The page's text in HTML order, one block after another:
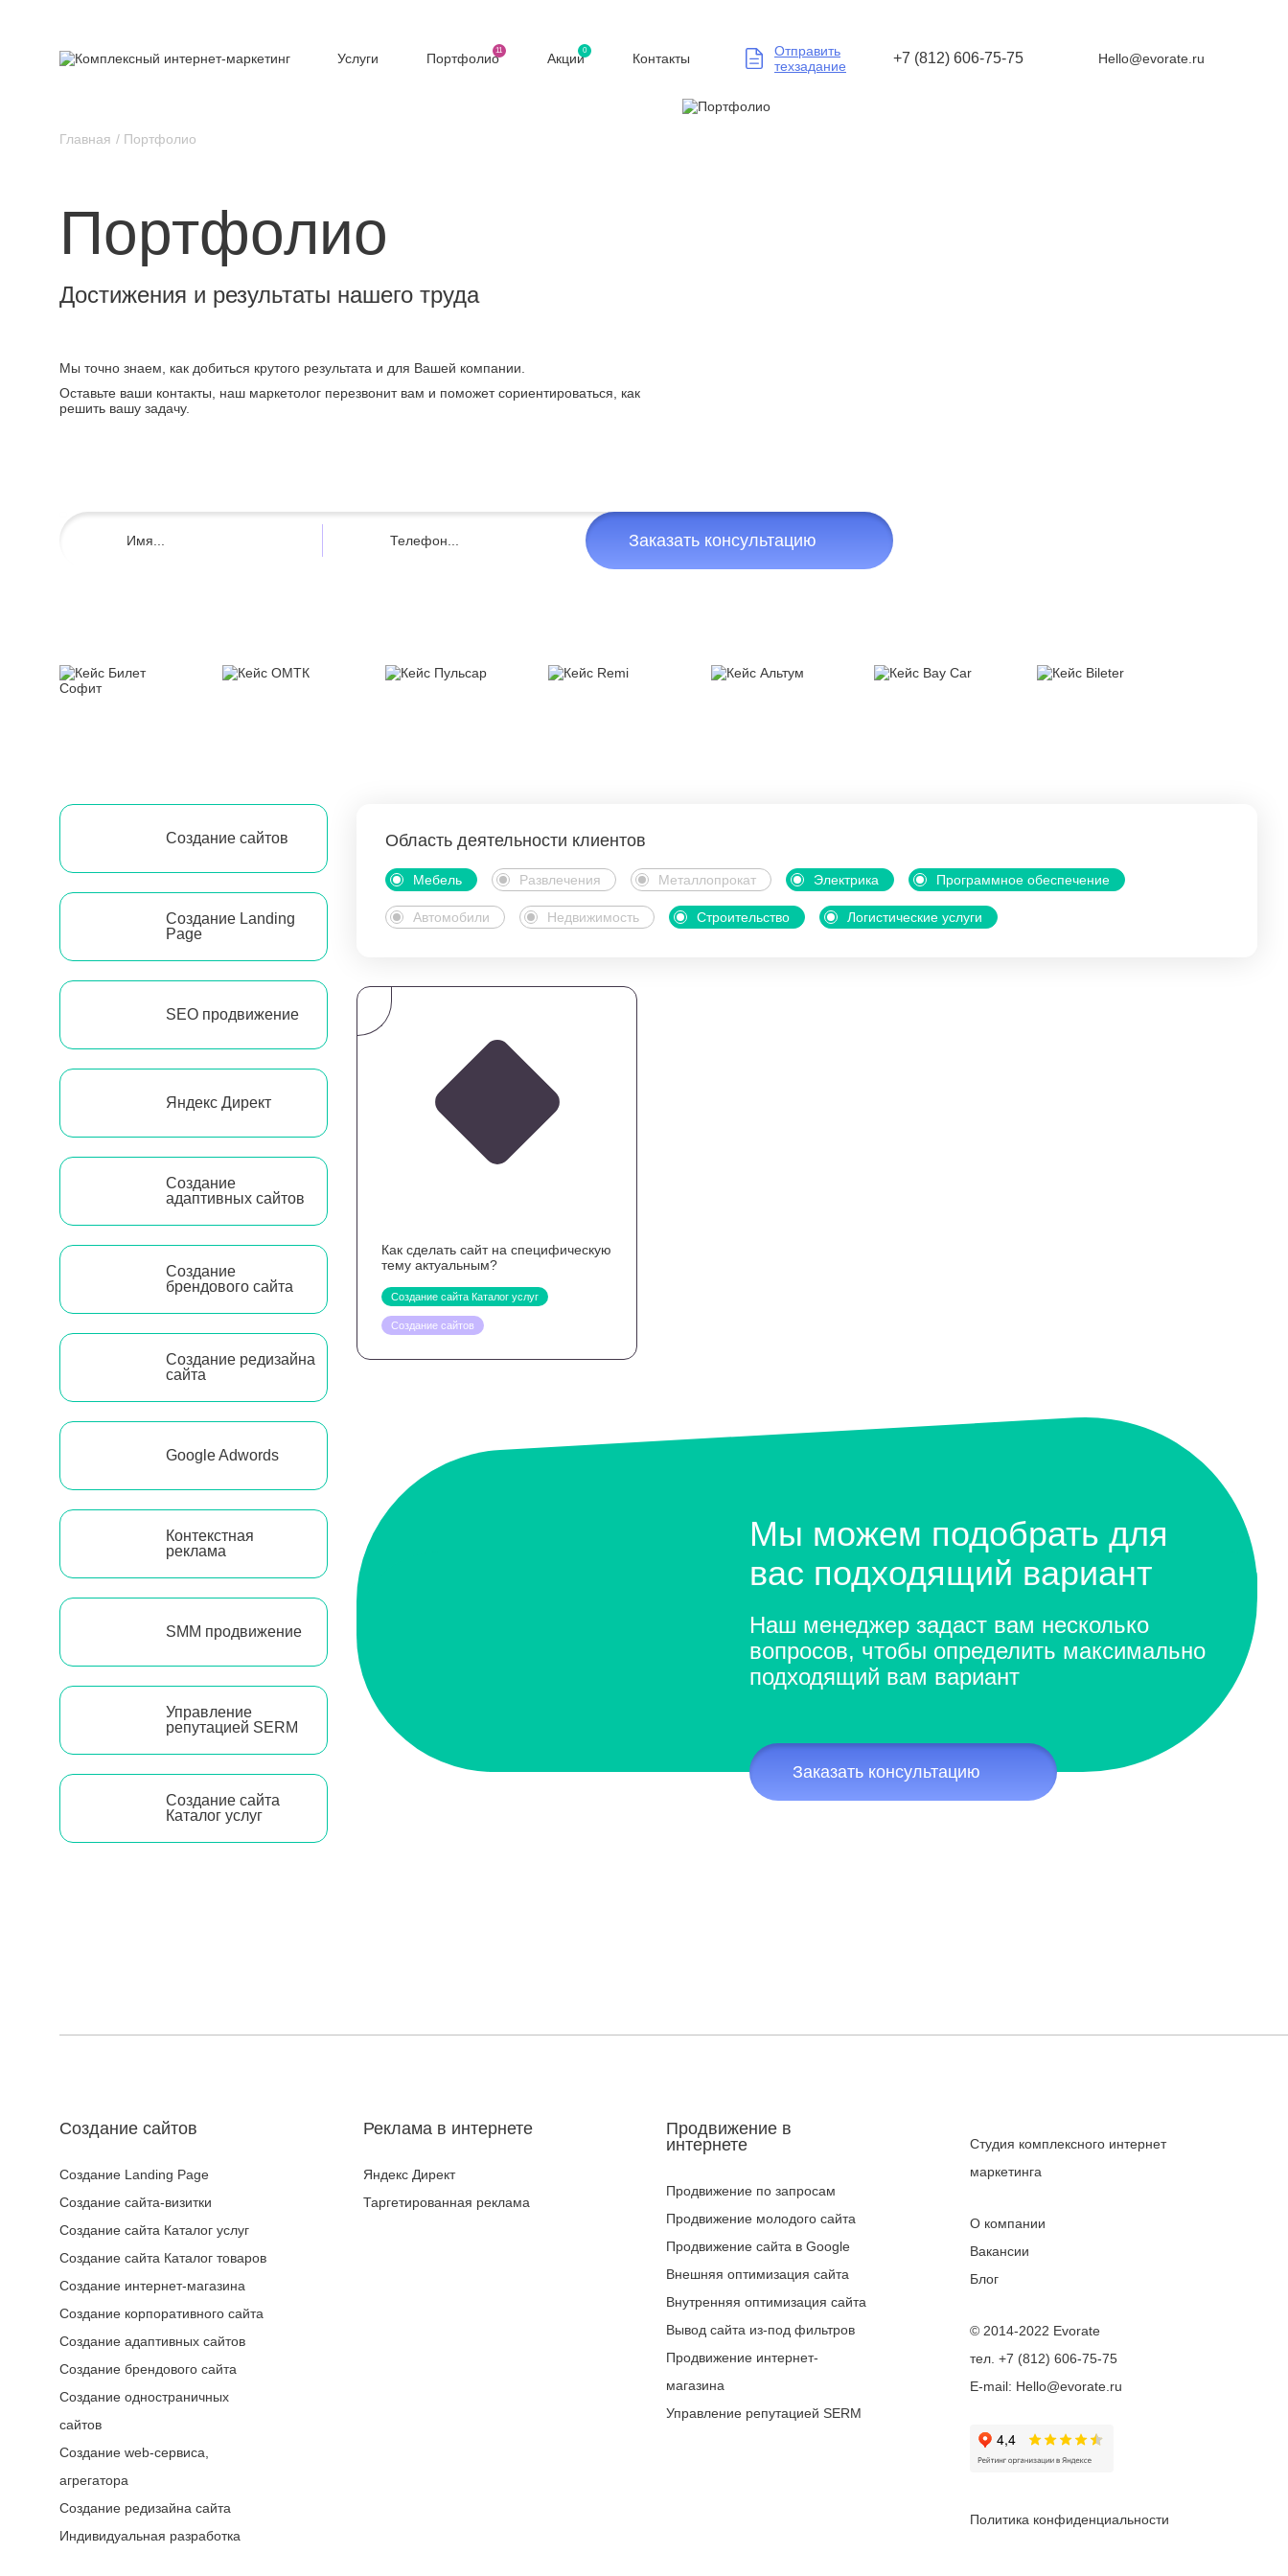
Услуги Портфолио
11
Акции
0
Контакты
Отправить
техзадание
+7 (812) 606-75-75 Hello@evorate.ru
Главная Портфолио
Портфолио
Достижения и результаты нашего труда
Мы точно знаем, как добиться крутого результата и для Вашей компании.
Оставьте ваши контакты, наш маркетолог перезвонит вам и поможет сориентироваться, как
решить вашу задачу.
Заказать консультацию
Создание сайтов
Создание Landing
Page
SEO продвижение
Яндекс Директ
Создание
адаптивных сайтов
Создание
брендового сайта
Создание редизайна
сайта
Google Adwords
Контекстная
реклама
SMM продвижение
Управление
репутацией SERM
Создание сайта
Каталог услуг
Область деятельности клиентов
Мебель Развлечения Металлопрокат Электрика Программное обеспечение
Автомобили Недвижимость Строительство Логистические услуги
Как сделать сайт на специфическую
тему актуальным?
Создание сайта Каталог услуг
Создание сайтов
Мы можем подобрать для
вас подходящий вариант
Наш менеджер задаст вам несколько
вопросов, чтобы определить максимально
подходящий вам вариант
Заказать консультацию
Создание сайтов
Создание Landing Page
Создание сайта-визитки
Создание сайта Каталог услуг
Создание сайта Каталог товаров
Создание интернет-магазина
Создание корпоративного сайта
Создание адаптивных сайтов
Создание брендового сайта
Создание одностраничных
сайтов
Создание web-сервиса,
агрегатора
Создание редизайна сайта
Индивидуальная разработка
Реклама в интернете
Яндекс Директ
Таргетированная реклама
Продвижение в
интернете
Продвижение по запросам
Продвижение молодого сайта
Продвижение сайта в Google
Внешняя оптимизация сайта
Внутренняя оптимизация сайта
Вывод сайта из-под фильтров
Продвижение интернет-
магазина
Управление репутацией SERM
Студия комплексного интернет
маркетинга
О компании
Вакансии
Блог
© 2014-2022 Evorate
тел. +7 (812) 606-75-75
E-mail: Hello@evorate.ru
Политика конфиденциальности